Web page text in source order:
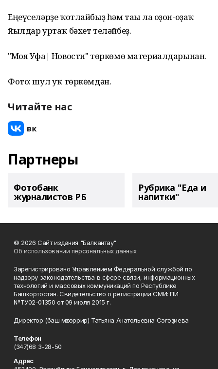
Еңеүселәрҙе ҡотлайбыҙ һәм тағы ла оҙон-оҙаҡ
йылдар уртаҡ бәхет теләйбеҙ.
"Моя Уфа| Новости" төркөмө материалдарынан.
Фото: шул уҡ төркөмдән.
Читайте нас
Партнеры
Фотобанк
журналистов РБ
Рубрика "Еда и
напитки"
© 2026 Сайт издания "Балкантау"
Об использовании персональных данных
Зарегистрировано Управлением Федеральной службой по
надзору законодательства в сфере связи, информационных
технологий и массовых коммуникаций по Республике
Башкортостан. Свидетельство о регистрации СМИ: ПИ
№ТУ02-01350 от 09 июля 2015 г.
Директор (баш мөхәррир) Татьяна Анатольевна Сәғәҙиева
Телефон
(347)68 3-28-50
Адрес